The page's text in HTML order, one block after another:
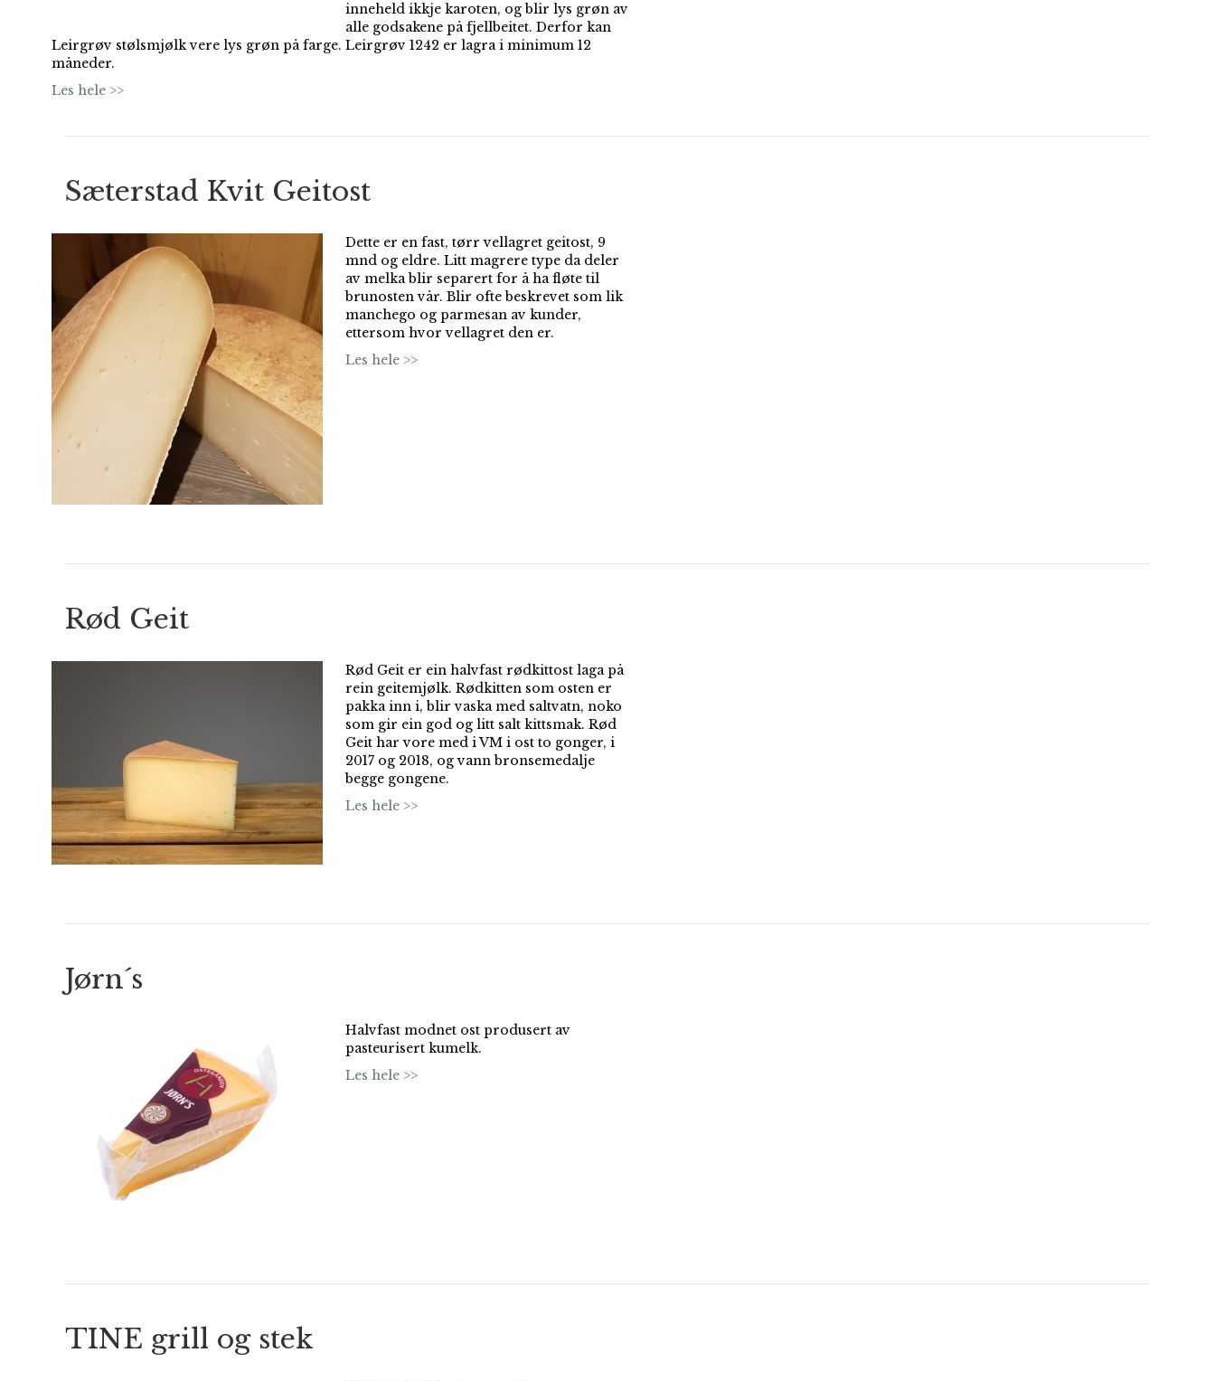
inneheld ikkje karoten, og blir lys grøn av
alle godsakene på fjellbeitet. Derfor kan
Leirgrøv stølsmjølk vere lys grøn på farge. Leirgrøv 1242 er lagra i minimum 12
måneder.
Les hele >>
Sæterstad Kvit Geitost
Dette er en fast, tørr vellagret geitost, 9
mnd og eldre. Litt magrere type da deler
av melka blir separert for å ha fløte til
brunosten vår. Blir ofte beskrevet som lik
manchego og parmesan av kunder,
ettersom hvor vellagret den er.
Les hele >>
Rød Geit
Rød Geit er ein halvfast rødkittost laga på
rein geitemjølk. Rødkitten som osten er
pakka inn i, blir vaska med saltvatn, noko
som gir ein god og litt salt kittsmak. Rød
Geit har vore med i VM i ost to gonger, i
2017 og 2018, og vann bronsemedalje
begge gongene.
Les hele >>
Jørn´s
Halvfast modnet ost produsert av
pasteurisert kumelk.
Les hele >>
TINE grill og stek